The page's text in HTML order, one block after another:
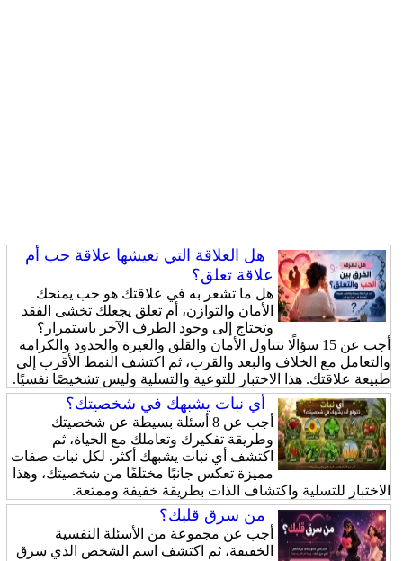
هل العلاقة التي تعيشها علاقة حب أم
علاقة تعلق؟
هل ما تشعر به في علاقتك هو حب يمنحك
الأمان والتوازن، أم تعلق يجعلك تخشى الفقد
وتحتاج إلى وجود الطرف الآخر باستمرار؟
أجب عن 15 سؤالًا تتناول الأمان والقلق والغيرة والحدود والكرامة
والتعامل مع الخلاف والبعد والقرب، ثم اكتشف النمط الأقرب إلى
طبيعة علاقتك. هذا الاختبار للتوعية والتسلية وليس تشخيصًا نفسيًا.
أي نبات يشبهك في شخصيتك؟
أجب عن 8 أسئلة بسيطة عن شخصيتك
وطريقة تفكيرك وتعاملك مع الحياة، ثم
اكتشف أي نبات يشبهك أكثر. لكل نبات صفات
مميزة تعكس جانبًا مختلفًا من شخصيتك، وهذا
الاختبار للتسلية واكتشاف الذات بطريقة خفيفة وممتعة.
من سرق قلبك؟
أجب عن مجموعة من الأسئلة النفسية
الخفيفة، ثم اكتشف اسم الشخص الذي سرق